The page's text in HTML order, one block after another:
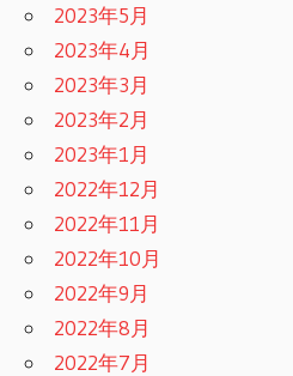
2023年5月
2023年4月
2023年3月
2023年2月
2023年1月
2022年12月
2022年11月
2022年10月
2022年9月
2022年8月
2022年7月